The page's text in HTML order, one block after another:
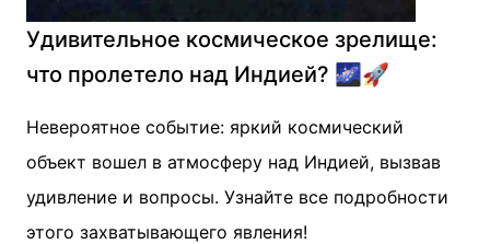
Удивительное космическое зрелище:
что пролетело над Индией? 🌌🚀
Невероятное событие: яркий космический
объект вошел в атмосферу над Индией, вызвав
удивление и вопросы. Узнайте все подробности
этого захватывающего явления!